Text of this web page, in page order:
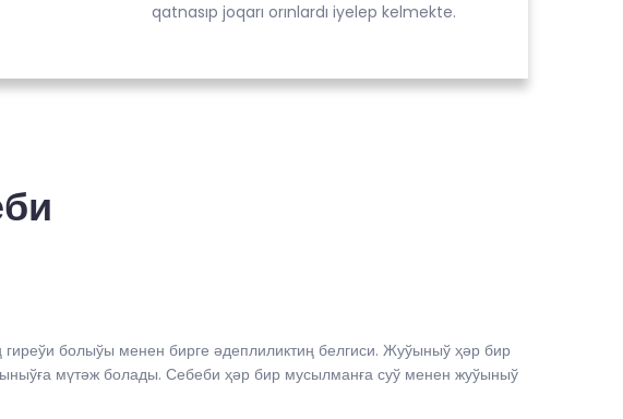
qatnasıp joqarı orınlardı iyelep kelmekte.
болыўы менен бирге әдеплиликтиң белгиси. Жуўыныў ҳәр бир
мүтәж болады. Себеби ҳәр бир мусылманға суў менен жуўыныў